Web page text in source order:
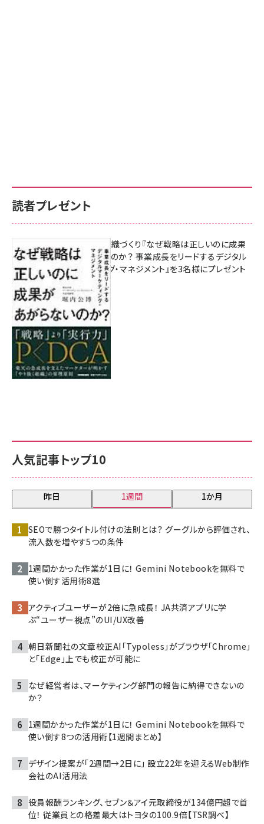
人気記事トップ10
昨日 1週間 1か月
SEOで勝つタイトル付けの法則とは？ グーグルから評価され、
流入数を増やす5つの条件
1週間かかった作業が1日に！ Gemini Notebookを無料で
使い倒す活用術8選
アクティブユーザーが2倍に急成長！ JA共済アプリに学
ぶ“ユーザー視点”のUI/UX改善
朝日新聞社の文章校正AI「Typoless」がブラウザ「Chrome」
と「Edge」上でも校正が可能に
なぜ経営者は、マーケティング部門の報告に納得できないの
か？
1週間かかった作業が1日に！ Gemini Notebookを無料で
使い倒す8つの活用術【1週間まとめ】
デザイン提案が「2週間→2日に」 設立22年を迎えるWeb制作
会社のAI活用法
役員報酬ランキング、セブン＆アイ元取締役が134億円超で首
位！ 従業員との格差最大はトヨタの100.9倍【TSR調べ】
読者プレゼント
成果を生む組織づくり『なぜ戦略は正しいのに成果
があがらないのか？ 事業成長をリードするデジタル
マーケティング・マネジメント』を3名様にプレゼント
8月7日 10:00